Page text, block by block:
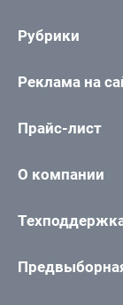
Рубрики
Реклама на
Прайс-лист
О компании